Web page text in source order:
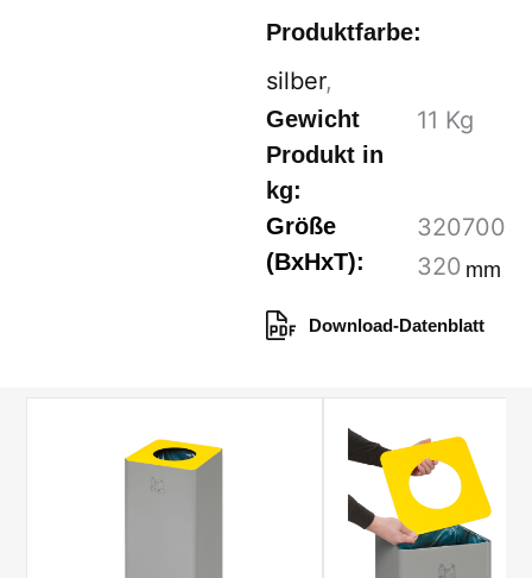
Produktfarbe:
silber,
Gewicht
Produkt in
kg:
11 Kg
Größe
(BxHxT):
320700
320 mm
Download-Datenblatt